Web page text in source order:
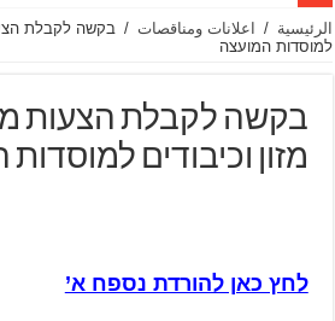
الرئيسية / اعلانات ومناقصات / בקשה לקבלת
למוסדות המועצה
בקשה לקבלת הצעות
מזון וכיבודים
לחץ כאן להורדת נספח א’